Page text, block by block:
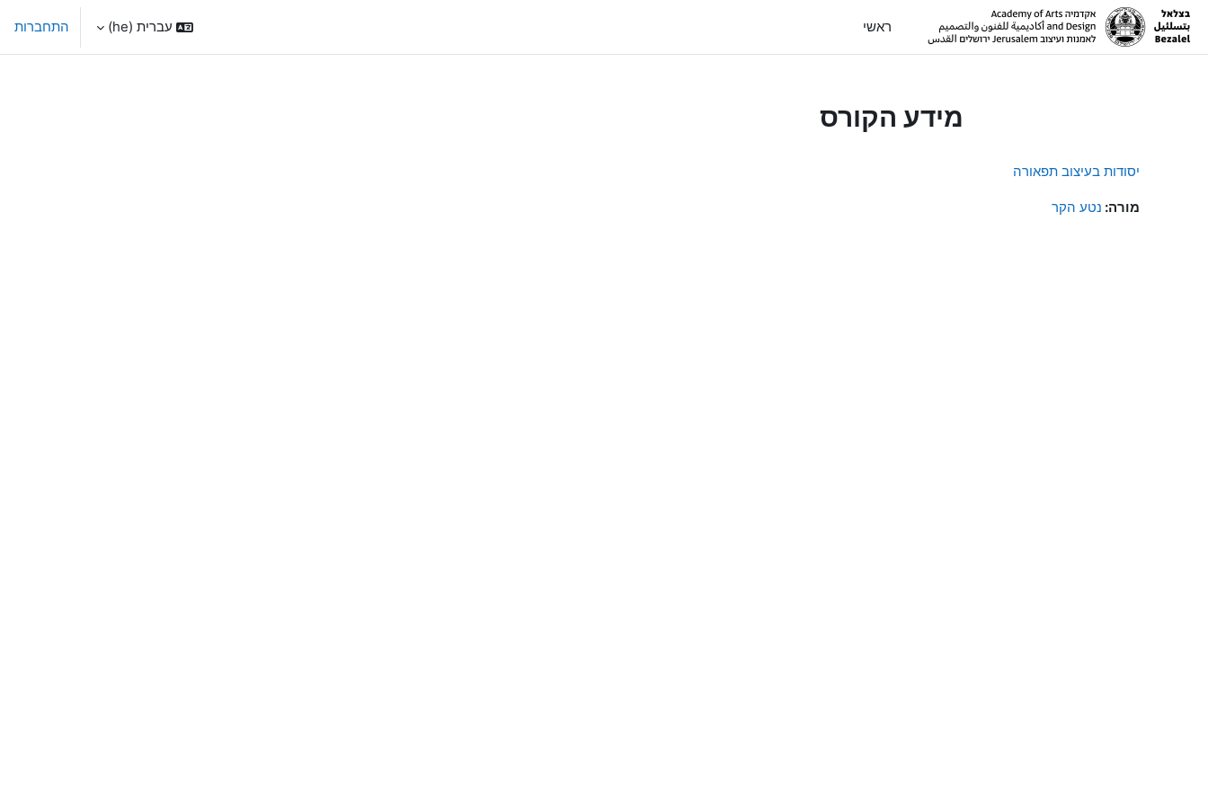
דילוג לתוכן הראשי
ראשי
עברית ‎(he)‎ התחברות
מידע הקורס
יסודות בעיצוב תפאורה
מורה: נטע הקר